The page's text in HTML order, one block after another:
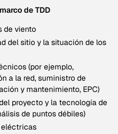
de TDD
de viento
del sitio y la situación de los
(por ejemplo,
a la red, suministro de
y mantenimiento, EPC)
proyecto y la tecnología de
de puntos débiles)
eléctricas